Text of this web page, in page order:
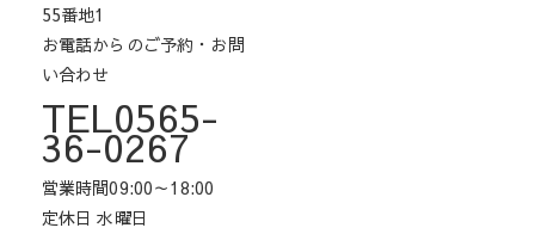
55番地1
お電話からのご予約・お問
い合わせ
TEL0565-
36-0267
営業時間09:00～18:00
定休日 水曜日